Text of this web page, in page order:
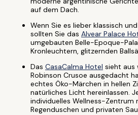
auf dem Dach.
Wenn Sie es lieber klassisch
sollten Sie das Alvear Palace
umgebauten Belle-Epoque-
Kronleuchtern, glitzernden
Das CasaCalma Hotel sieht aus
Robinson Crusoe ausgedacht
echtes Öko-Märchen in hellen
natürliches Licht hereinlassen.
individuelles Wellness-
Regenduschen und privaten